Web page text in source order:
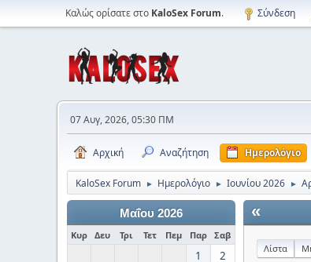
Καλώς ορίσατε στο KaloSex Forum. Σύνδεση
07 Αυγ, 2026, 05:30 ΠΜ
Αρχική Αναζήτηση Ημερολόγιο
KaloSex Forum ► Ημερολόγιο ► Ιουνίου 2026 ►
Μαΐου 2026
Κυρ Δευ Τρι Τετ Πεμ Παρ Σαβ
1
2
«
Λίστα